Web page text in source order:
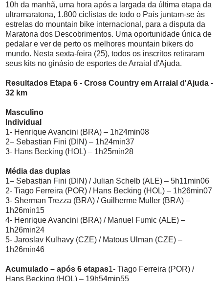
10h da manhã, uma hora após a largada da última etapa da
ultramaratona, 1.800 ciclistas de todo o País juntam-se às
estrelas do mountain bike internacional, para a disputa da
Maratona dos Descobrimentos. Uma oportunidade única de
pedalar e ver de perto os melhores mountain bikers do
mundo. Nesta sexta-feira (25), todos os inscritos retiraram
seus kits no ginásio de esportes de Arraial d'Ajuda.
Resultados Etapa 6 - Cross Country em Arraial d'Ajuda -
32 km
Masculino
Individual
1- Henrique Avancini (BRA) – 1h24min08
2– Sebastian Fini (DIN) – 1h24min37
3- Hans Becking (HOL) – 1h25min28
Média das duplas
1– Sebastian Fini (DIN) / Julian Schelb (ALE) – 5h11min06
2- Tiago Ferreira (POR) / Hans Becking (HOL) – 1h26min07
3- Sherman Trezza (BRA) / Guilherme Muller (BRA) –
1h26min15
4- Henrique Avancini (BRA) / Manuel Fumic (ALE) –
1h26min24
5- Jaroslav Kulhavy (CZE) / Matous Ulman (CZE) –
1h26min46
Acumulado – após 6 etapas1- Tiago Ferreira (POR) /
Hans Becking (HOL) – 19h54min55